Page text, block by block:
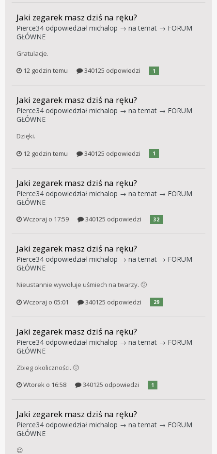
Jaki zegarek masz dziś na ręku?
Pierce34 odpowiedział michalop → na temat → FORUM
GŁÓWNE
Gratulacje.
12 godzin temu
340125 odpowiedzi 1
Jaki zegarek masz dziś na ręku?
Pierce34 odpowiedział michalop → na temat → FORUM
GŁÓWNE
Dzięki.
12 godzin temu
340125 odpowiedzi 1
Jaki zegarek masz dziś na ręku?
Pierce34 odpowiedział michalop → na temat → FORUM
GŁÓWNE
Wczoraj o 17:59 340125 odpowiedzi 32
Jaki zegarek masz dziś na ręku?
Pierce34 odpowiedział michalop → na temat → FORUM
GŁÓWNE
Nieustannie wywołuje uśmiech na twarzy. 🙂
Wczoraj o 05:01
340125 odpowiedzi 29
Jaki zegarek masz dziś na ręku?
Pierce34 odpowiedział michalop → na temat → FORUM
GŁÓWNE
Zbieg okoliczności. 🙂
Wtorek o 16:58
340125 odpowiedzi 1
Jaki zegarek masz dziś na ręku?
Pierce34 odpowiedział michalop → na temat → FORUM
GŁÓWNE
😉